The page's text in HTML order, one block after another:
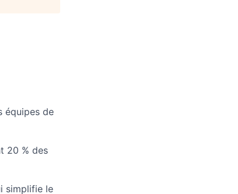
équipes de
20 % des
simplifie le